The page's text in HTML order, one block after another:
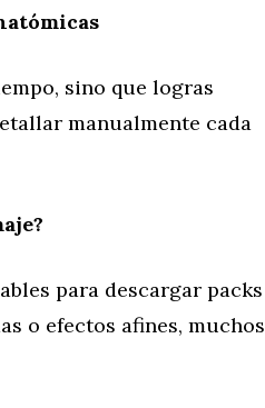
sino que logras
manualmente cada
para descargar packs
o efectos afines, muchos